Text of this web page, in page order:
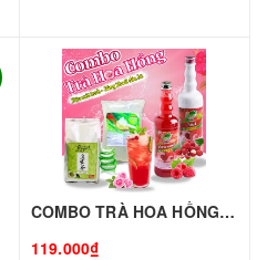
COMBO TRÀ HOA HỒNG - Thơm Ngon Mê Ly
119.000₫